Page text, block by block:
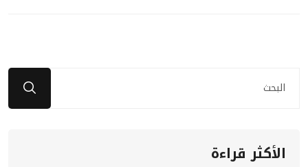
الأكثر قراءة